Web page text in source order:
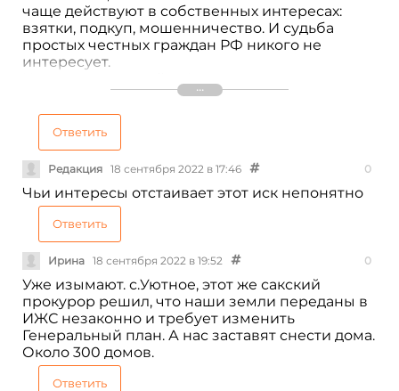
чаще действуют в собственных интересах:
взятки, подкуп, мошенничество. И судьба
простых честных граждан РФ никого не
интересует.
А не пора ли провести чистку грязи и
плесени?
И да, я заинтересованное лицо! Гражданин РФ,
менеджер IT, не юрист, не чиновник, но
потомок честных славных русичей. Я тоже
готовлюсь к битве с заместителем
ген.прокурора Республики Крым, чтобы
отстоять законно купленную землю и
построенный дом на заработанные деньги!
Ответить
Редакция 18 сентября 2022 в 17:46 0
Чьи интересы отстаивает этот иск непонятно
Ответить
Ирина 18 сентября 2022 в 19:52 0
Уже изымают. с.Уютное, этот же сакский
прокурор решил, что наши земли переданы в
ИЖС незаконно и требует изменить
Генеральный план. А нас заставят снести дома.
Около 300 домов.
Ответить